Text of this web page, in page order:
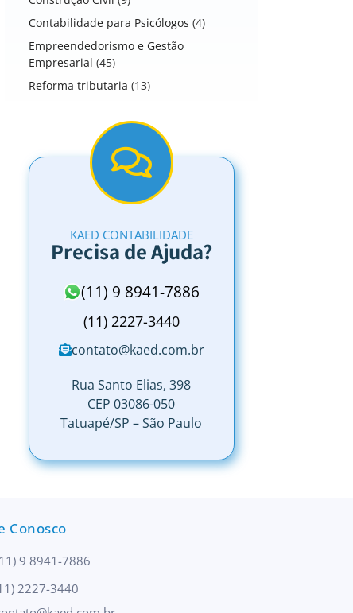
Contabilidade para Psicólogos (4)
Empreendedorismo e Gestão
Empresarial (45)
Reforma tributaria (13)
KAED CONTABILIDADE
Precisa de Ajuda?
(11) 9 8941-7886
(11) 2227-3440
contato@kaed.com.br
Rua Santo Elias, 398
CEP 03086-050
Tatuapé/SP – São Paulo
Conosco
9 8941-7886
2227-3440